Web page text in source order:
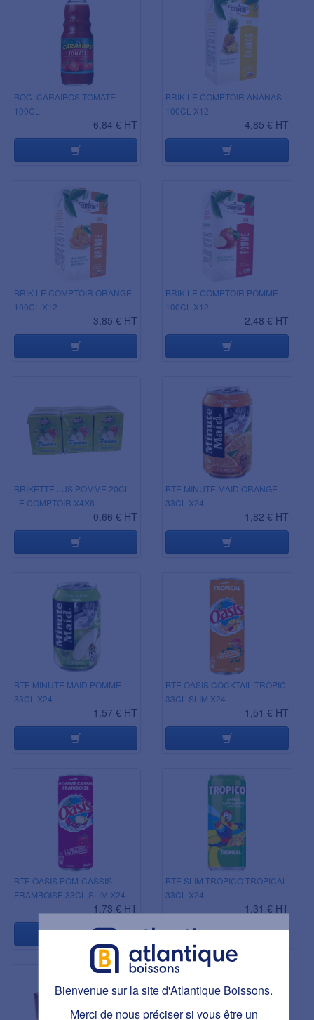
BOC. CARAIBOS TOMATE
100CL
6,84 € HT
BRIK LE COMPTOIR ANANAS
100CL X12
4,85 € HT
BRIK LE COMPTOIR ORANGE
100CL X12
3,85 € HT
BRIK LE COMPTOIR POMME
100CL X12
2,48 € HT
BRIKETTE JUS POMME 20CL
LE COMPTOIR X4X6
0,66 € HT
BTE MINUTE MAID ORANGE
33CL X24
1,82 € HT
BTE MINUTE MAID POMME
33CL X24
1,57 € HT
BTE OASIS COCKTAIL TROPIC
33CL SLIM X24
1,51 € HT
BTE OASIS POM-CASSIS-
FRAMBOISE 33CL SLIM X24
1,73 € HT
BTE SLIM TROPICO TROPICAL
33CL X24
1,31 € HT
Bienvenue sur la site d'Atlantique Boissons.
Ce site est réservé aux personnes majeures.
Avez-vous plus de 18 ans ?
Bienvenue sur la site d'Atlantique Boissons.
Merci de nous préciser si vous être un